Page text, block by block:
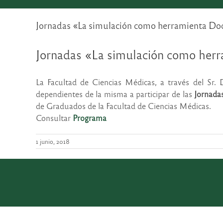
Jornadas «La simulación como herramienta
Jornadas «La simulación como
La Facultad de Ciencias Médicas, a través del
dependientes de la misma a participar de las
de Graduados de la Facultad de Ciencias Médicas.
Consultar Programa
1 junio, 2018